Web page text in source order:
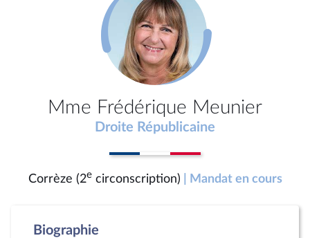
Mme Frédérique Meunier
Droite Républicaine
Corrèze (2ecirconscription) | Mandat en cours
Biographie